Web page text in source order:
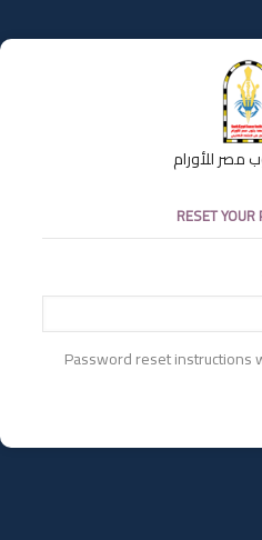
مصر للأورام
RESET
Password reset instructions